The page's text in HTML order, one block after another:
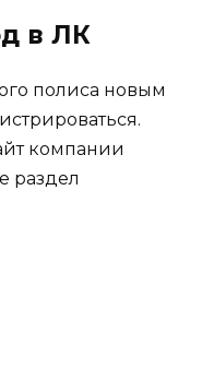
в ЛК
полиса новым
компании
раздел